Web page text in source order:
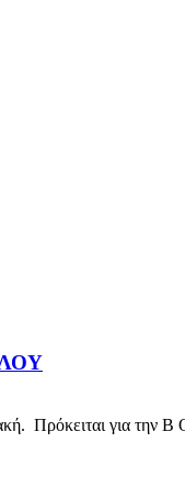
Πρόκειται για την Β